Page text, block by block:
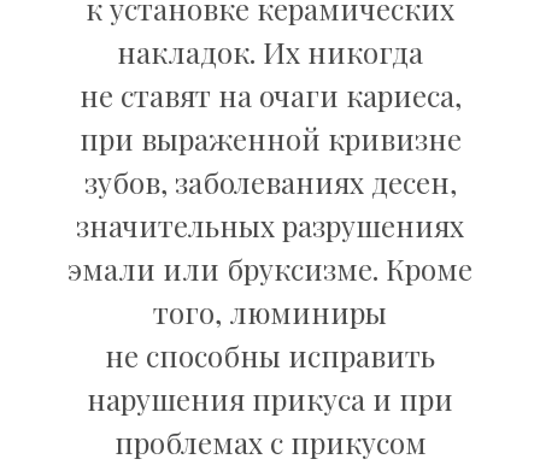
к установке керамических
накладок. Их никогда
не ставят на очаги кариеса,
при выраженной кривизне
зубов, заболеваниях десен,
значительных разрушениях
эмали или бруксизме. Кроме
того, люминиры
не способны исправить
нарушения прикуса и при
проблемах с прикусом